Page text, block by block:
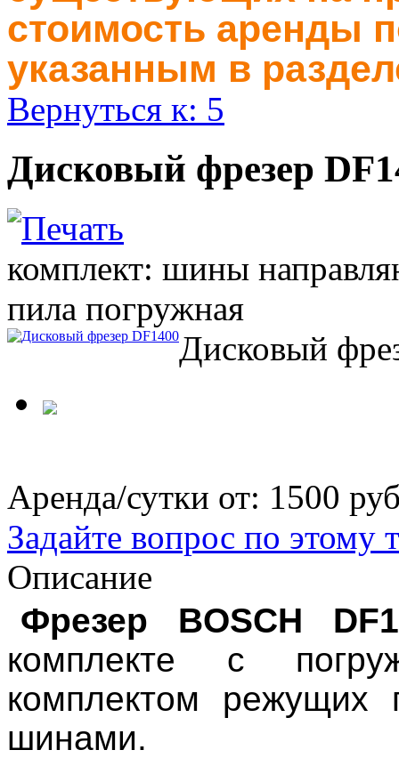
стоимость аренды
указанным в
Вернуться к: 5
Дисковый фрезер
комплект: шины
пила погружная
Дисковый
Аренда/сутки от: 1500
Задайте вопрос по этому
Описание
Фрезер BOSCH
комплекте с
комплектом режущих
шинами.